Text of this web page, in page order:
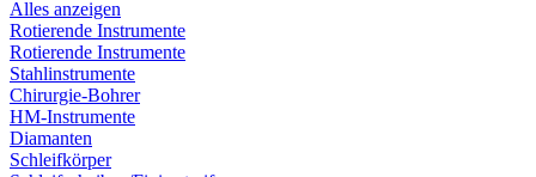
Alles anzeigen
Rotierende Instrumente
Rotierende Instrumente
Stahlinstrumente
Chirurgie-Bohrer
HM-Instrumente
Diamanten
Schleifkörper